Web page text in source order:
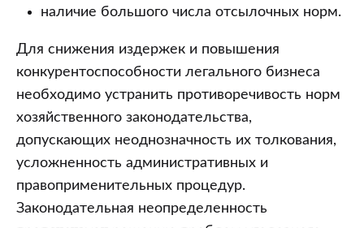
наличие большого числа отсылочных норм.
Для снижения издержек и повышения
конкурентоспособности легального бизнеса
необходимо устранить противоречивость норм
хозяйственного законодательства,
допускающих неоднозначность их толкования,
усложненность административных и
правоприменительных процедур.
Законодательная неопределенность